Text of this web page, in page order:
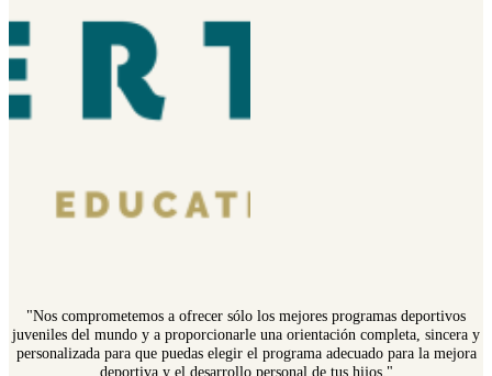
"Nos comprometemos a ofrecer sólo los mejores programas deportivos
juveniles del mundo y a proporcionarle una orientación completa, sincera y
personalizada para que puedas elegir el programa adecuado para la mejora
deportiva y el desarrollo personal de tus hijos."